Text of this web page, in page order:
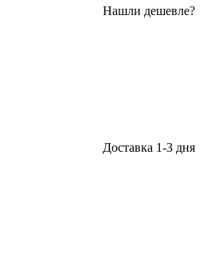
Нашли дешевле?
Доставка 1-3 дня